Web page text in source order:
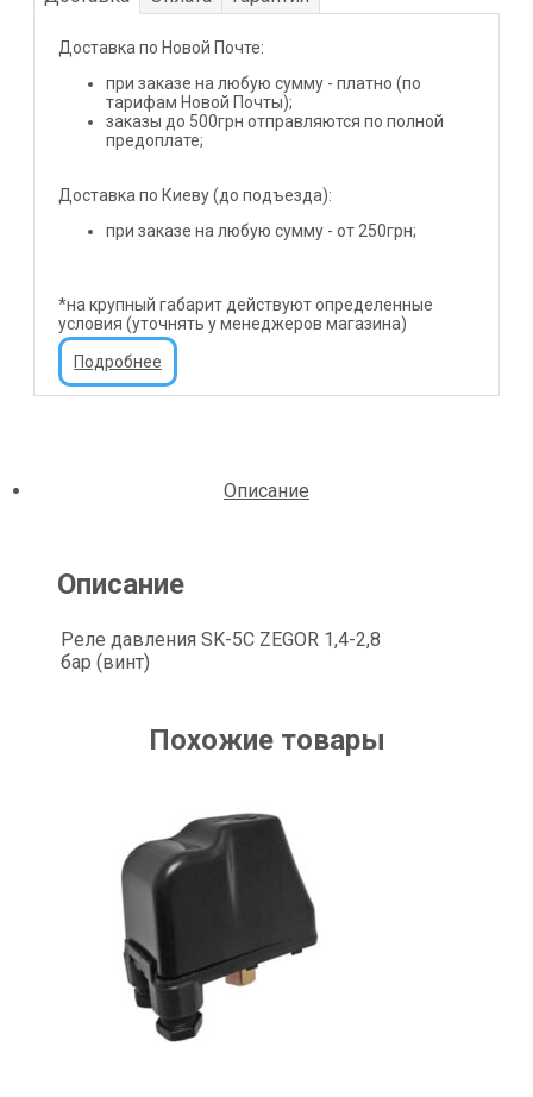
Доставка по Новой Почте:
при заказе на любую сумму - платно (по
тарифам Новой Почты);
заказы до 500грн отправляются по полной
предоплате;
Доставка по Киеву (до подъезда):
при заказе на любую сумму - от 250грн;
*на крупный габарит действуют определенные
условия (уточнять у менеджеров магазина)
Подробнее
Описание
Описание
Реле давления SK-5C ZEGOR 1,4-2,8
бар (винт)
Похожие товары